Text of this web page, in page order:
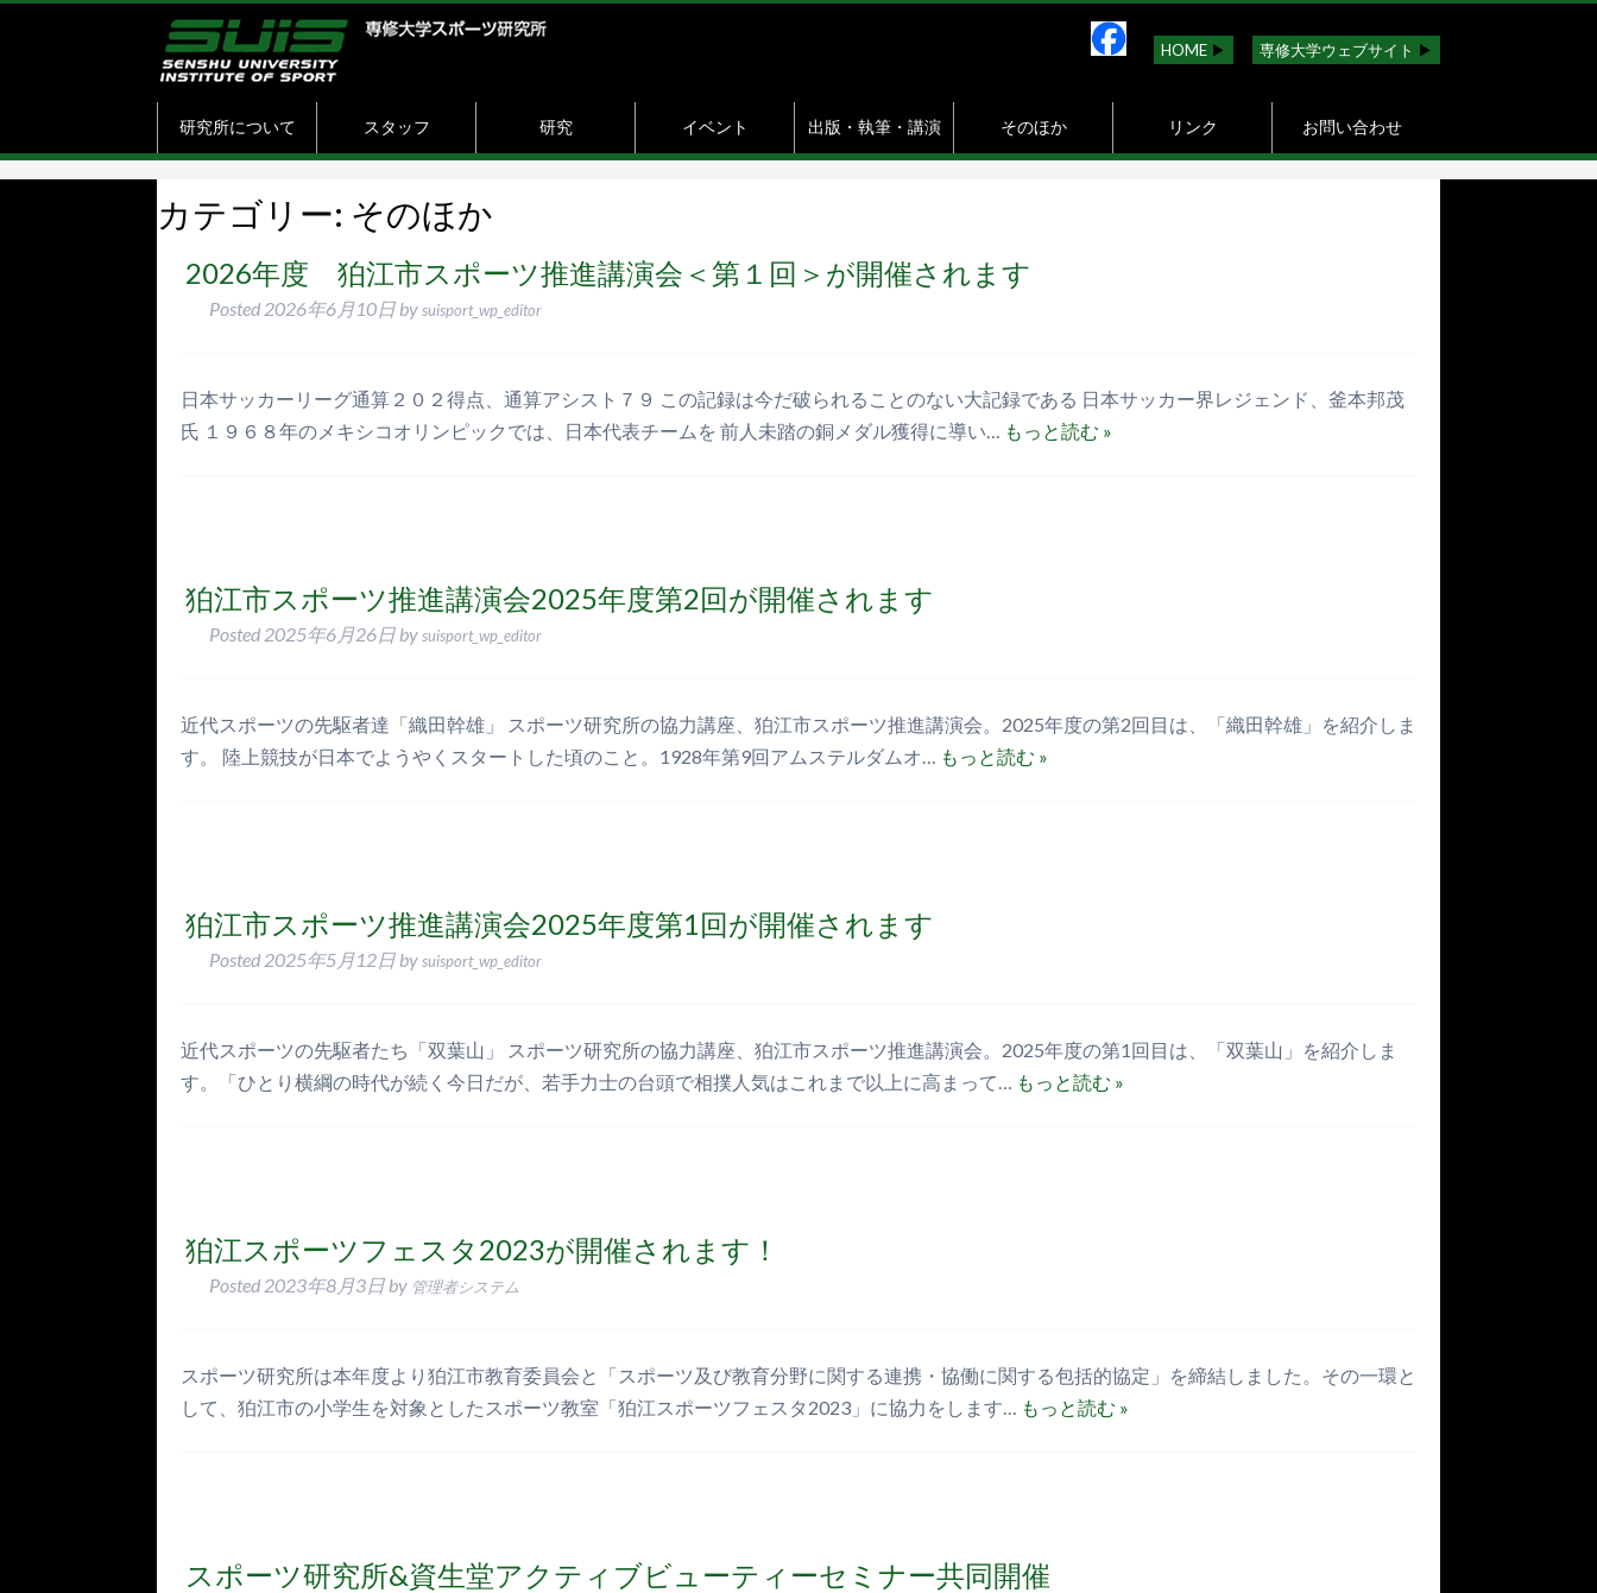
HOME ▶︎ 専修大学ウェブサイト ▶︎
研究所について スタッフ 研究 イベント 出版・執筆・講演 そのほか リンク お問い合わせ
カテゴリー: そのほか
2026年度 狛江市スポーツ推進講演会＜第１回＞が開催されます
Posted 2026年6月10日 bysuisport_wp_editor
日本サッカーリーグ通算２０２得点、通算アシスト７９ この記録は今だ破られることのない大記録である 日本サッカー界レジェンド、釜本邦茂
氏 １９６８年のメキシコオリンピックでは、日本代表チームを 前人未踏の銅メダル獲得に導い… もっと読む »
狛江市スポーツ推進講演会2025年度第2回が開催されます
Posted 2025年6月26日 bysuisport_wp_editor
近代スポーツの先駆者達「織田幹雄」 スポーツ研究所の協力講座、狛江市スポーツ推進講演会。2025年度の第2回目は、「織田幹雄」を紹介しま
す。 陸上競技が日本でようやくスタートした頃のこと。1928年第9回アムステルダムオ… もっと読む »
狛江市スポーツ推進講演会2025年度第1回が開催されます
Posted 2025年5月12日 bysuisport_wp_editor
近代スポーツの先駆者たち「双葉山」 スポーツ研究所の協力講座、狛江市スポーツ推進講演会。2025年度の第1回目は、「双葉山」を紹介しま
す。「ひとり横綱の時代が続く今日だが、若手力士の台頭で相撲人気はこれまで以上に高まって… もっと読む »
狛江スポーツフェスタ2023が開催されます！
Posted 2023年8月3日 by 管理者システム
スポーツ研究所は本年度より狛江市教育委員会と「スポーツ及び教育分野に関する連携・協働に関する包括的協定」を締結しました。その一環と
して、狛江市の小学生を対象としたスポーツ教室「狛江スポーツフェスタ2023」に協力をします… もっと読む »
スポーツ研究所&資生堂アクティブビューティーセミナー共同開催